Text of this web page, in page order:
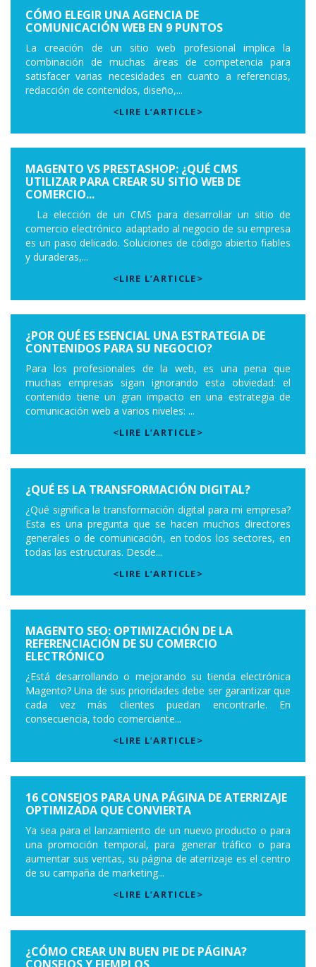
CÓMO ELEGIR UNA AGENCIA DE
COMUNICACIÓN WEB EN 9 PUNTOS
La creación de un sitio web profesional implica la
combinación de muchas áreas de competencia para
satisfacer varias necesidades en cuanto a referencias,
redacción de contenidos, diseño,...
<LIRE L’ARTICLE>
MAGENTO VS PRESTASHOP: ¿QUÉ CMS
UTILIZAR PARA CREAR SU SITIO WEB DE
COMERCIO...
La elección de un CMS para desarrollar un sitio de
comercio electrónico adaptado al negocio de su empresa
es un paso delicado. Soluciones de código abierto fiables
y duraderas,...
<LIRE L’ARTICLE>
¿POR QUÉ ES ESENCIAL UNA ESTRATEGIA DE
CONTENIDOS PARA SU NEGOCIO?
Para los profesionales de la web, es una pena que
muchas empresas sigan ignorando esta obviedad: el
contenido tiene un gran impacto en una estrategia de
comunicación web a varios niveles: ...
<LIRE L’ARTICLE>
¿QUÉ ES LA TRANSFORMACIÓN DIGITAL?
¿Qué significa la transformación digital para mi empresa?
Esta es una pregunta que se hacen muchos directores
generales o de comunicación, en todos los sectores, en
todas las estructuras. Desde...
<LIRE L’ARTICLE>
MAGENTO SEO: OPTIMIZACIÓN DE LA
REFERENCIACIÓN DE SU COMERCIO
ELECTRÓNICO
¿Está desarrollando o mejorando su tienda electrónica
Magento? Una de sus prioridades debe ser garantizar que
cada vez más clientes puedan encontrarle. En
consecuencia, todo comerciante...
<LIRE L’ARTICLE>
16 CONSEJOS PARA UNA PÁGINA DE ATERRIZAJE
OPTIMIZADA QUE CONVIERTA
Ya sea para el lanzamiento de un nuevo producto o para
una promoción temporal, para generar tráfico o para
aumentar sus ventas, su página de aterrizaje es el centro
de su campaña de marketing...
<LIRE L’ARTICLE>
¿CÓMO CREAR UN BUEN PIE DE PÁGINA?